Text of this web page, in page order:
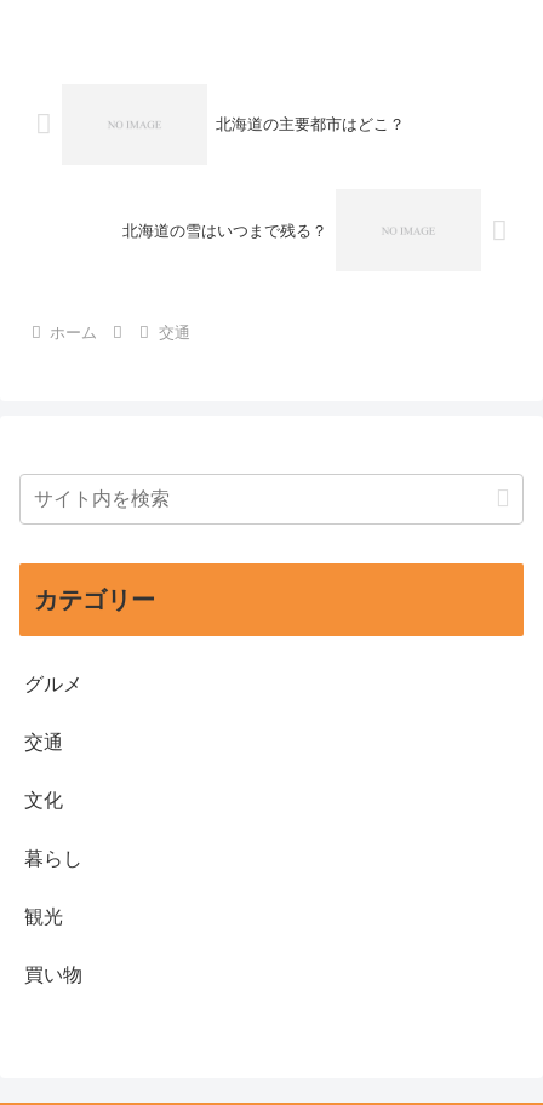
北海道の主要都市はどこ？
北海道の雪はいつまで残る？
ホーム 交通
カテゴリー
グルメ
交通
文化
暮らし
観光
買い物